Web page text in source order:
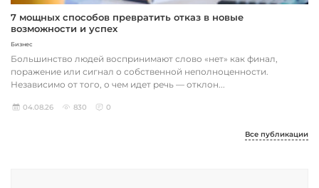
7 мощных способов превратить отказ в новые
возможности и успех
Бизнес
Большинство людей воспринимают слово «нет» как финал,
поражение или сигнал о собственной неполноценности.
Независимо от того, о чем идет речь — отклон...
04.08.26 830 0
Все публикации